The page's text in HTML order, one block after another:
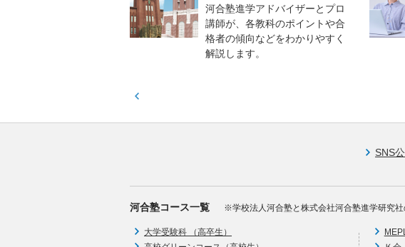
河合塾進学アドバイザーとプロ
講師が、各教科のポイントや合
格者の傾向などをわかりやすく
解説します。
SNS
河合塾コース一覧 ※学校法人河合塾と株式会社河合塾進学研究社
大学受験科 （高卒生）